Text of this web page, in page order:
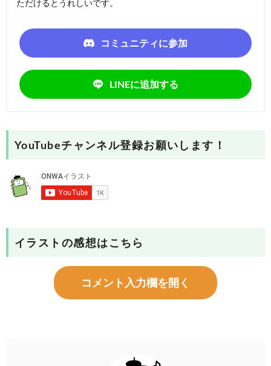
ただけるとうれしいです。
コミュニティに参加
LINEに追加する
YouTubeチャンネル登録お願いします！
イラストの感想はこちら
コメント入力欄を開く